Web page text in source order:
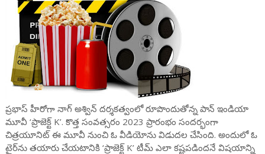
ప్రభాస్ హీరోగా నాగ్ అశ్విన్ దర్శకత్వంలో రూపొందుతోన్న పాన్ ఇండియా
మూవీ ‘ప్రాజెక్ట్ K’. కొత్త సంవత్సరం 2023 ప్రారంభం సందర్భంగా
చిత్రయూనిట్ ఈ మూవీ నుంచి ఓ వీడియోను విడుదల చేసింది. అందులో ఓ
టైర్‌ను తయారు చేయటానికి ‘ప్రాజెక్ట్ K’ టీమ్ ఎలా కష్టపడిందనే విషయాన్ని